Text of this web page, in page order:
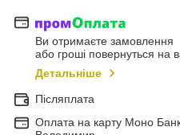
Ви отримаєте замовлення
або гроші повернуться на
Детальніше
Післяплата
Оплата на карту Моно